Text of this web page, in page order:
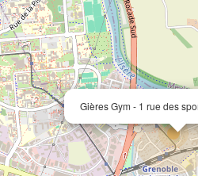
Gières Gym - 1 rue des